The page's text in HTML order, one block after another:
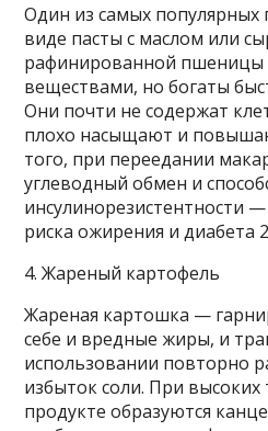
Один из самых популярных
виде пасты с маслом или
рафинированной
веществами, но богаты
Они почти не содержат
плохо насыщают и
того, при переедании
углеводный обмен и
инсулинорезистентности
риска ожирения и диабета
4. Жареный картофель
Жареная картошка —
себе и вредные жиры, и
использовании повторно
избыток соли. При высоких
продукте образуются